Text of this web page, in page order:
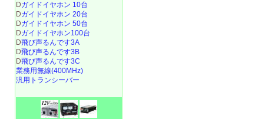
Dガイドイヤホン 10台
Dガイドイヤホン 20台
Dガイドイヤホン 50台
Dガイドイヤホン100台
D飛び声るんです3A
D飛び声るんです3B
D飛び声るんです3C
業務用無線(400MHz)
汎用トランシーバー